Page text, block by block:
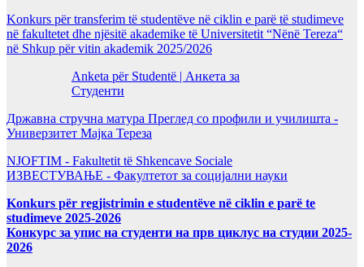
Konkurs për transferim të studentëve në ciklin e parë të studimeve
në fakultetet dhe njësitë akademike të Universitetit “Nënë Tereza“
në Shkup për vitin akademik 2025/2026
Anketa për Studentë | Анкета за
Студенти
Државна стручна матура Преглед со профили и училишта -
Универзитет Мајка Тереза
NJOFTIM - Fakultetit të Shkencave Sociale
ИЗВЕСТУВАЊЕ - Факултетот за социјални науки
Konkurs për regjistrimin e studentëve në ciklin e parë te
studimeve 2025-2026
Конкурс за упис на студенти на прв циклус на студии 2025-
2026